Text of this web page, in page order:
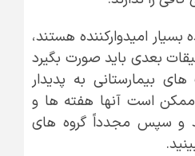
امیدوارکننده هستند،
بعدی باید صورت بگیرد
بیمارستانی به پدیدار
است آنها هفته ها و
و سپس مجدداً گروه های